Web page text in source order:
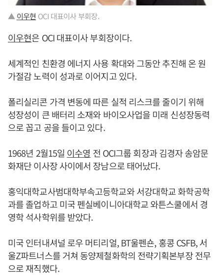
▲ 이우현 OCI 대표이사 부회장.
이우현은 OCI 대표이사 부회장이다.
세계적인 친환경 에너지 사용 확대와 그동안 추진해 온 원
가절감 노력이 성과로 이어지고 있다.
폴리실리콘 가격 변동에 따른 실적 리스크를 줄이기 위해
성장성이 큰 배터리 소재와 바이오사업을 미래 신성장동력
으로 꼽고 공을 들이고 있다.
1968년 2월15일 이수영 전 OCI그룹 회장과 김경자 송암문
화재단 이사장 사이에서 장남으로 태어났다.
홍익대학교사범대학부속고등학교와 서강대학교 화학공학
과를 졸업하고 미국 펜실베이니아대학교 와튼스쿨에서 경
영학 석사학위를 받았다.
미국 인터내셔널 로우 머티리얼, BT울펜숀, 홍콩 CSFB, 서
울Z파트너스를 거쳐 동양제철화학의 전략기획본부장 전무
으로 재직했다.